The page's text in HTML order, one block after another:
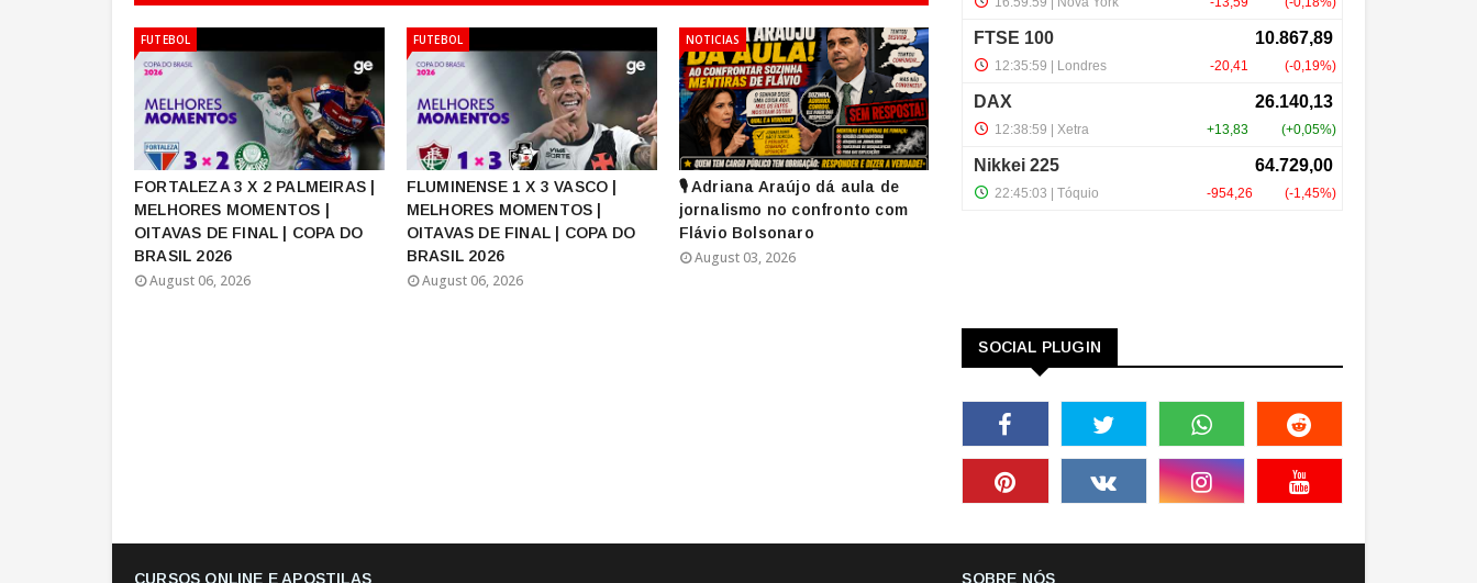
FUTEBOL
FORTALEZA 3 X 2 PALMEIRAS |
MELHORES MOMENTOS |
OITAVAS DE FINAL | COPA DO
BRASIL 2026
August 06, 2026
FUTEBOL
FLUMINENSE 1 X 3 VASCO |
MELHORES MOMENTOS |
OITAVAS DE FINAL | COPA DO
BRASIL 2026
August 06, 2026
NOTICIAS
🎙️ Adriana Araújo dá aula de
jornalismo no confronto com
Flávio Bolsonaro
August 03, 2026
SOCIAL PLUGIN
CURSOS ONLINE E APOSTILAS SOBRE NÓS